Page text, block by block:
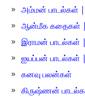
அம்மன் பாடல்கள் |
ஆன்மீக கதைகள் |
இராமன் பாடல்கள்
ஐயப்பன் பாடல்கள்
கனவு பலன்கள்
கிருஷ்ணன்